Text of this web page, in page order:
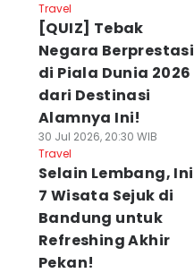
Travel
[QUIZ] Tebak
Negara Berprestasi
di Piala Dunia 2026
dari Destinasi
Alamnya Ini!
30 Jul 2026, 20:30 WIB
Travel
Selain Lembang, Ini
7 Wisata Sejuk di
Bandung untuk
Refreshing Akhir
Pekan!